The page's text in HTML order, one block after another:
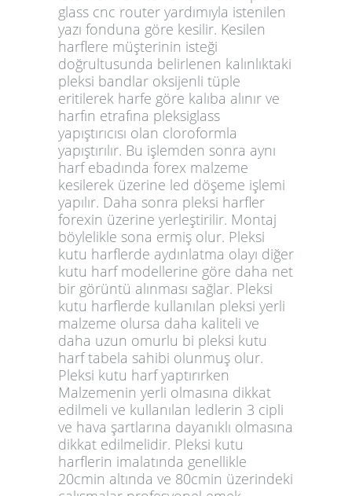
glass cnc router yardımıyla istenilen
yazı fonduna göre kesilir. Kesilen
harflere müşterinin isteği
doğrultusunda belirlenen kalınlıktaki
pleksi bandlar oksijenli tüple
eritilerek harfe göre kalıba alınır ve
harfın etrafına pleksiglass
yapıştırıcısı olan cloroformla
yapıştırılır. Bu işlemden sonra aynı
harf ebadında forex malzeme
kesilerek üzerine led döşeme işlemi
yapılır. Daha sonra pleksi harfler
forexin üzerine yerleştirilir. Montaj
böylelikle sona ermiş olur. Pleksi
kutu harflerde aydınlatma olayı diğer
kutu harf modellerine göre daha net
bir görüntü alınması sağlar. Pleksi
kutu harflerde kullanılan pleksi yerli
malzeme olursa daha kaliteli ve
daha uzun omurlu bi pleksi kutu
harf tabela sahibi olunmuş olur.
Pleksi kutu harf yaptırırken
Malzemenin yerli olmasına dikkat
edilmeli ve kullanılan ledlerin 3 cipli
ve hava şartlarına dayanıklı olmasına
dikkat edilmelidir. Pleksi kutu
harflerin imalatında genellikle
20cmin altında ve 80cmin üzerindeki